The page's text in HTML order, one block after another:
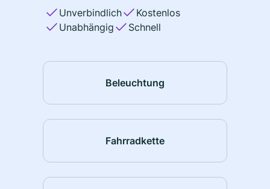
Unverbindlich
Kostenlos
Unabhängig
Schnell
Beleuchtung
Fahrradkette